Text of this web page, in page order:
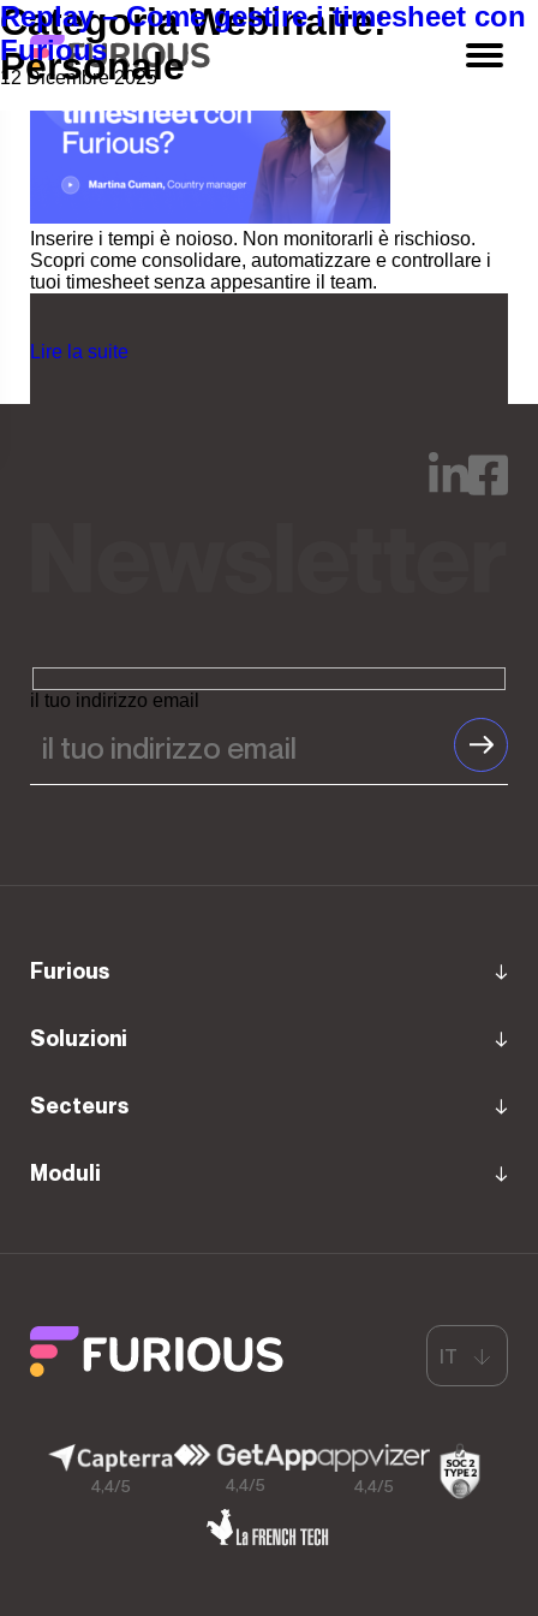
Categoria Webinaire:
Personale
Replay – Come gestire i timesheet con
Furious
12 Dicembre 2025
Scopri come consolidare, automatizzare e controllare i
tuoi timesheet senza appesantire il team.
Lire la suite
il tuo indirizzo email
Furious
Soluzioni
Secteurs
Moduli
4,4/5 4,4/5 4,4/5
IT